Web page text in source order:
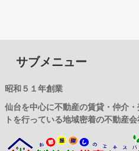
サブメニュー
昭和５１年創業
仙台を中心に不動産の賃貸・仲介
トを行っている地域密着の不動産会